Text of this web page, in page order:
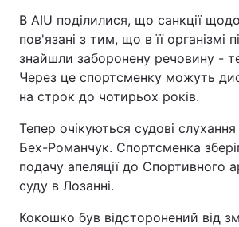
В AIU поділилися, що санкції
пов'язані з тим, що в її організмі
знайшли заборонену речовину -
Через це спортсменку можуть
на строк до чотирьох років.
Тепер очікуються судові
Бех-Романчук. Спортсменка
подачу апеляції до Спортивного
суду в Лозанні.
Кокошко був відсторонений від